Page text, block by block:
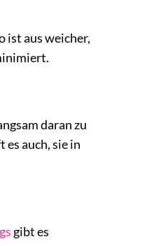
ist aus weicher,
daran zu
auch, sie in
gibt es